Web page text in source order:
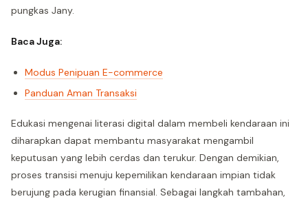
pungkas Jany.
Baca Juga:
Modus Penipuan E-commerce
Panduan Aman Transaksi
Edukasi mengenai literasi digital dalam membeli kendaraan ini
diharapkan dapat membantu masyarakat mengambil
keputusan yang lebih cerdas dan terukur. Dengan demikian,
proses transisi menuju kepemilikan kendaraan impian tidak
berujung pada kerugian finansial. Sebagai langkah tambahan,